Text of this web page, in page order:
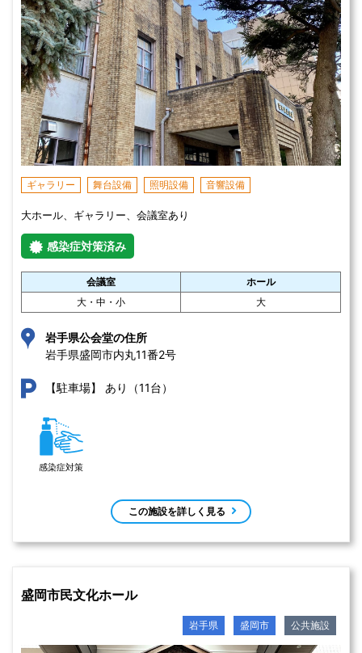
ギャラリー 舞台設備 照明設備 音響設備
大ホール、ギャラリー、会議室あり
感染症対策済み
会議室
ホール
大・中・小
大
岩手県公会堂の住所
岩手県盛岡市内丸11番2号
【駐車場】 あり（11台）
感染症対策
この施設を詳しく見る
盛岡市民文化ホール
岩手県 盛岡市 公共施設